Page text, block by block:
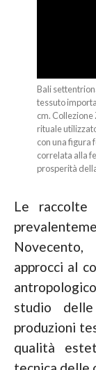
Bali
tessuto
cm.
rituale
con una figura
correlata alla
prosperità
Le
approcci al
studio
produzioni
qualità